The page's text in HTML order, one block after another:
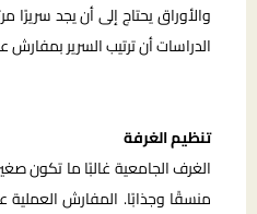
والأوراق يحتاج إلى أن يجد
الدراسات أن ترتيب السرير
تنظيم الغرفة
الغرف الجامعية غالبًا ما تكون
منسقًا وجذابًا. المفارش